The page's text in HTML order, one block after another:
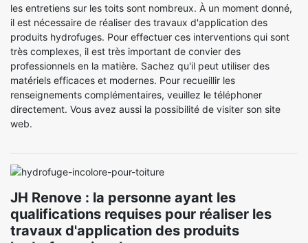
les entretiens sur les toits sont nombreux. À un moment donné,
il est nécessaire de réaliser des travaux d'application des
produits hydrofuges. Pour effectuer ces interventions qui sont
très complexes, il est très important de convier des
professionnels en la matière. Sachez qu'il peut utiliser des
matériels efficaces et modernes. Pour recueillir les
renseignements complémentaires, veuillez le téléphoner
directement. Vous avez aussi la possibilité de visiter son site
web.
JH Renove : la personne ayant les
qualifications requises pour réaliser les
travaux d'application des produits